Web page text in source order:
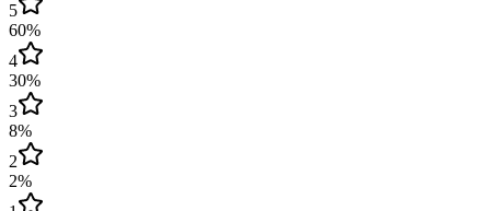
5
60%
4
30%
3
8%
2
2%